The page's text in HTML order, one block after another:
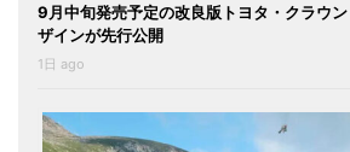
9月中旬発売予定の改良版トヨタ・クラウ
ザインが先行公開
1日 ago